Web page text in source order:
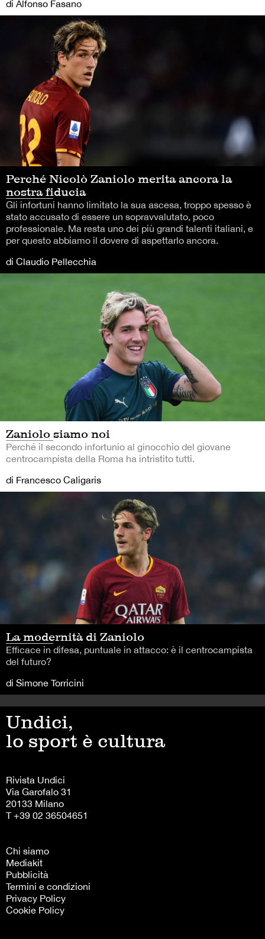
di Alfonso Fasano
Perché Nicolò Zaniolo merita ancora la
nostra fiducia
Gli infortuni hanno limitato la sua ascesa, troppo spesso è
stato accusato di essere un sopravvalutato, poco
professionale. Ma resta uno dei più grandi talenti italiani, e
per questo abbiamo il dovere di aspettarlo ancora.
di Claudio Pellecchia
Zaniolo siamo noi
Perché il secondo infortunio al ginocchio del giovane
centrocampista della Roma ha intristito tutti.
di Francesco Caligaris
La modernità di Zaniolo
Efficace in difesa, puntuale in attacco: è il centrocampista
del futuro?
di Simone Torricini
Undici,
lo sport è cultura
Rivista Undici
Via Garofalo 31
20133 Milano
T +39 02 36504651
Chi siamo
Mediakit
Pubblicità
Termini e condizioni
Privacy Policy
Cookie Policy